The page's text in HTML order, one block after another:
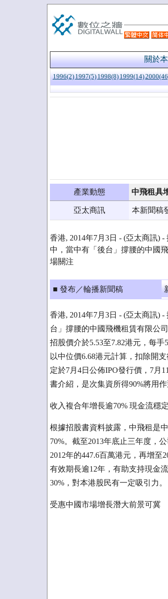
關於
1996(2) 1997(5) 1998(8) 1999(14)
產業動態 中飛租具
亞太商訊 本新聞稿
香港, 2014年7月3日 - (亞太商訊)
中，當中有「後台」撐腰的中國
場關注
■ 發布／輪播新聞稿
香港, 2014年7月3日 - (亞太商訊)
台」撐腰的中國飛機租賃有限公
招股價介於5.53至7.82港元，每手
以中位價6.68港元計算，扣除開
定於7月4日公佈IPO發行價，7月
書介紹，是次集資所得90%將用
收入複合年增長逾70% 現金流穩定
根據招股書資料披露，中飛租是
70%。截至2013年底止三年度，
2012年的447.6百萬港元，再增
有效期長逾12年，有助支持現金
30%，對本港股民有一定吸引力。
受惠中國市場增長潛大前景可冀